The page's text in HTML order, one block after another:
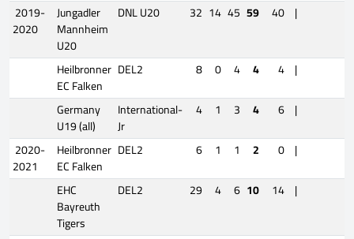
2019-
2020
Jungadler
Mannheim
U20
DNL U20 32 14 45 59 40 |
Heilbronner
EC Falken
DEL2 8 0 4 4 4 |
Germany
U19 (all)
International-
Jr
4 1 3 4 6 |
2020-
2021
Heilbronner
EC Falken
DEL2 6 1 1 2 0 |
EHC
Bayreuth
Tigers
DEL2 29 4 6 10 14 |